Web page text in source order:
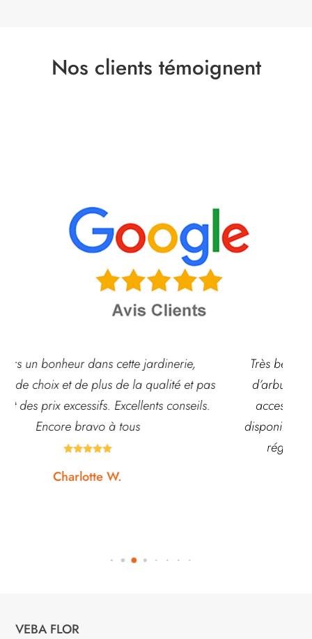
Nos clients témoignent
Très belle jardinerie, grand choix de fleurs et
d’arbustes mais également de pots ou autre
accessoires de jardin. L’équipe est souvent
disponible pour échanger et conseiller. J’y vais
régulièrement et ne suis jamais déçue.
VEBA FLOR